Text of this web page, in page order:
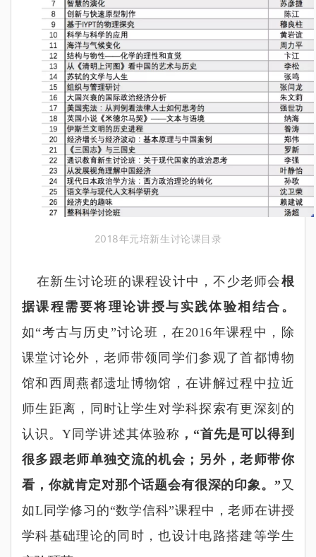
2018年元培新生讨论课目录
在新生讨论班的课程设计中，不少老师会根
据课程需要将理论讲授与实践体验相结合。
如“考古与历史 ”讨论班，在2016年课程中，除
课堂讨论外，老师带领同学们参观了首都博物
馆和西周燕都遗址博物馆，在讲解过程中拉近
师生距离，同时让学生对学科探索有更深刻的
认识。Y 同学讲述其体验称 ， “首先是可以得到
很多跟老师单独交流的机会；另外，老师带你
看，你就肯定对那个话题会有很深的印象。 ”又
如L 同学修习的“数学信科”课程中，老师在讲授
学科基础理论的同时，也设计电路搭建等学生